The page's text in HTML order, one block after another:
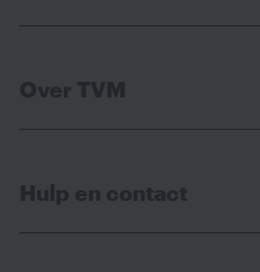
Over TVM
Hulp en contact